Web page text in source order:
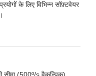
के लिए विभिन्न सॉफ़्टवेयर